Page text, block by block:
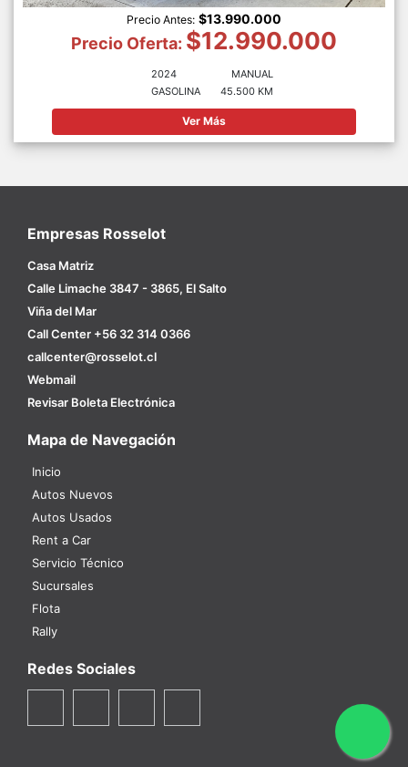
Precio Antes: $13.990.000
Precio Oferta: $12.990.000
2024
GASOLINA
MANUAL
45.500 KM
Ver Más
Empresas Rosselot
Casa Matriz
Calle Limache 3847 - 3865, El Salto
Viña del Mar
Call Center +56 32 314 0366
callcenter@rosselot.cl
Webmail
Revisar Boleta Electrónica
Mapa de Navegación
Inicio
Autos Nuevos
Autos Usados
Rent a Car
Servicio Técnico
Sucursales
Flota
Rally
Redes Sociales